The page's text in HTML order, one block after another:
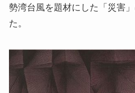
勢湾台風を題材にした「災害
た。